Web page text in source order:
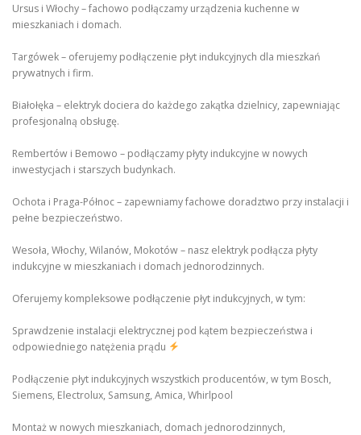
Ursus i Włochy – fachowo podłączamy urządzenia kuchenne w
mieszkaniach i domach.
Targówek – oferujemy podłączenie płyt indukcyjnych dla mieszkań
prywatnych i firm.
Białołęka – elektryk dociera do każdego zakątka dzielnicy, zapewniając
profesjonalną obsługę.
Rembertów i Bemowo – podłączamy płyty indukcyjne w nowych
inwestycjach i starszych budynkach.
Ochota i Praga-Północ – zapewniamy fachowe doradztwo przy instalacji i
pełne bezpieczeństwo.
Wesoła, Włochy, Wilanów, Mokotów – nasz elektryk podłącza płyty
indukcyjne w mieszkaniach i domach jednorodzinnych.
Oferujemy kompleksowe podłączenie płyt indukcyjnych, w tym:
Sprawdzenie instalacji elektrycznej pod kątem bezpieczeństwa i
odpowiedniego natężenia prądu
Podłączenie płyt indukcyjnych wszystkich producentów, w tym Bosch,
Siemens, Electrolux, Samsung, Amica, Whirlpool
Montaż w nowych mieszkaniach, domach jednorodzinnych,